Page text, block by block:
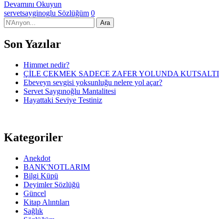
Devamını Okuyun
servetsayginoglu Sözlüğüm 0
Son Yazılar
Himmet nedir?
ÇİLE ÇEKMEK SADECE ZAFER YOLUNDA
Ebeveyn sevgisi yoksunluğu nelere yol açar?
Servet Saygınoğlu Mantalitesi
Hayattaki Seviye Testiniz
Kategoriler
Anekdot
BANK'NOTLARIM
Bilgi Küpü
Deyimler Sözlüğü
Güncel
Kitap Alıntıları
Sağlık